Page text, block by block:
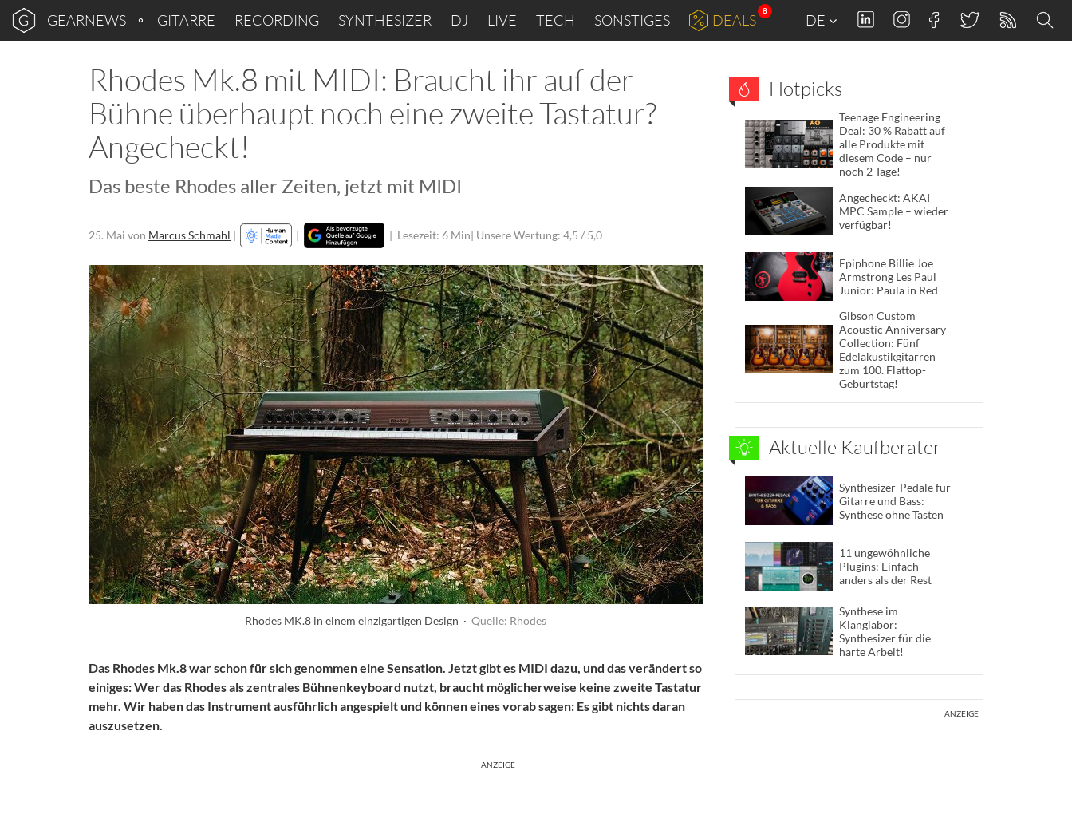
GEARNEWS GITARRE RECORDING SYNTHESIZER DJ LIVE TECH SONSTIGES DEALS
8
DE
Rhodes Mk.8 mit MIDI: Braucht ihr auf der
Bühne überhaupt noch eine zweite Tastatur?
Angecheckt!
Das beste Rhodes aller Zeiten, jetzt mit MIDI
25. Mai von Marcus Schmahl | | | Lesezeit: 6 Min| Unsere Wertung: 4,5 / 5,0
Rhodes MK.8 in einem einzigartigen Design · Quelle: Rhodes
Das Rhodes Mk.8 war schon für sich genommen eine Sensation. Jetzt gibt es MIDI dazu, und das verändert so
einiges: Wer das Rhodes als zentrales Bühnenkeyboard nutzt, braucht möglicherweise keine zweite Tastatur
mehr. Wir haben das Instrument ausführlich angespielt und können eines vorab sagen: Es gibt nichts daran
auszusetzen.
ANZEIGE
Hotpicks
Teenage Engineering
Deal: 30 % Rabatt auf
alle Produkte mit
diesem Code – nur
noch 2 Tage!
Angecheckt: AKAI
MPC Sample – wieder
verfügbar!
Epiphone Billie Joe
Armstrong Les Paul
Junior: Paula in Red
Gibson Custom
Acoustic Anniversary
Collection: Fünf
Edelakustikgitarren
zum 100. Flattop-
Geburtstag!
Aktuelle Kaufberater
Synthesizer-Pedale für
Gitarre und Bass:
Synthese ohne Tasten
11 ungewöhnliche
Plugins: Einfach
anders als der Rest
Synthese im
Klanglabor:
Synthesizer für die
harte Arbeit!
ANZEIGE